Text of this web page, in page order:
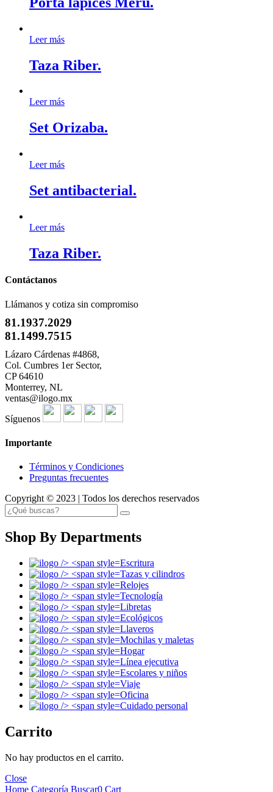
Leer más
Taza Riber.
Leer más
Set Orizaba.
Leer más
Set antibacterial.
Leer más
Taza Riber.
Contáctanos
Llámanos y cotiza sin compromiso
81.1937.2029
81.1499.7515
Lázaro Cárdenas #4868,
Col. Cumbres 1er Sector,
CP 64610
Monterrey, NL
ventas@ilogo.mx
Síguenos
Importante
Términos y Condiciones
Preguntas frecuentes
Copyright © 2023 | Todos los derechos reservados
Shop By Departments
Escritura
Tazas y cilindros
Relojes
Tecnología
Libretas
Ecológicos
Llaveros
Mochilas y maletas
Hogar
Línea ejecutiva
Escolares y niños
Viaje
Oficina
Cuidado personal
Carrito
No hay productos en el carrito.
Close
Home Categoría Buscar0 Cart